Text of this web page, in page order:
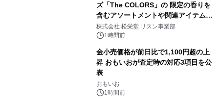
ズ「The COLORS」の 限定の香りを
含むアソートメントや関連アイテムを
8月6日発売
株式会社 松栄堂 リスン事業部
1時間前
金小売価格が前日比で1,100円超の上
昇 おもいおが査定時の対応3項目を公
表
おもいお
1時間前